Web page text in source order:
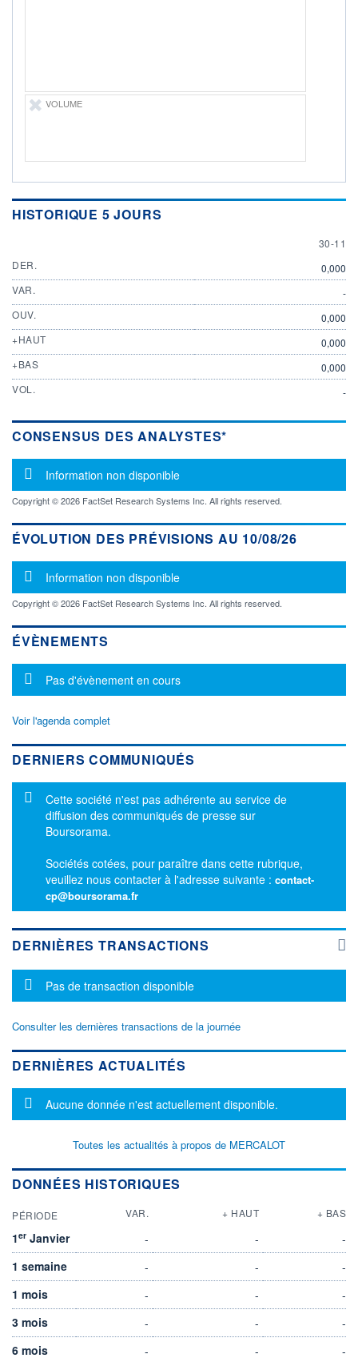
VOLUME
HISTORIQUE 5 JOURS
30
30-11
DER.
0,000
VAR.
-
OUV.
0,000
+HAUT
0,000
+BAS
0,000
VOL.
-
CONSENSUS DES ANALYSTES*
Message d'information
Information non disponible
Copyright © 2026 FactSet Research Systems Inc. All rights reserved.
ÉVOLUTION DES PRÉVISIONS AU 10/08/26
Message d'information
Information non disponible
Copyright © 2026 FactSet Research Systems Inc. All rights reserved.
ÉVÈNEMENTS
Message d'information
Pas d'évènement en cours
Voir l'agenda complet
DERNIERS COMMUNIQUÉS
Message d'information
Cette société n'est pas adhérente au service de
diffusion des communiqués de presse sur
Boursorama.
Sociétés cotées, pour paraître dans cette rubrique,
veuillez nous contacter à l'adresse suivante : contact-
cp@boursorama.fr
DERNIÈRES TRANSACTIONS
Message d'information
Pas de transaction disponible
Consulter les dernières transactions de la journée
DERNIÈRES ACTUALITÉS
Message d'information
Aucune donnée n'est actuellement disponible.
Toutes les actualités à propos de MERCALOT
DONNÉES HISTORIQUES
PÉRIODE VAR. + HAUT + BAS
1er Janvier - -
-
1 semaine
- -
-
1 mois
- -
-
3 mois
- -
-
6 mois
- -
-